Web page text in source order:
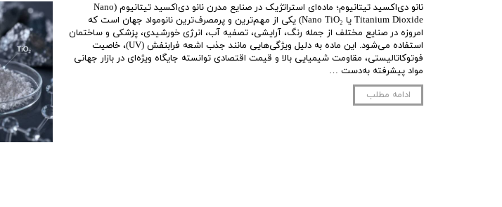
نانو دی‌اکسید تیتانیوم؛ ماده‌ای استراتژیک در صنایع مدرن نانو دی‌اکسید تیتانیوم (Nano
Titanium Dioxide یا Nano TiO₂) یکی از مهم‌ترین و پرمصرف‌ترین نانومواد جهان است که
امروزه در صنایع مختلف از جمله رنگ، آرایشی، تصفیه آب، انرژی خورشیدی، پزشکی و ساختمان
استفاده می‌شود. این ماده به دلیل ویژگی‌هایی مانند جذب اشعه فرابنفش (UV)، خاصیت
فوتوکاتالیستی، مقاومت شیمیایی بالا و قیمت اقتصادی توانسته جایگاه ویژه‌ای در بازار جهانی
مواد پیشرفته به‌دست …
ادامه مطلب